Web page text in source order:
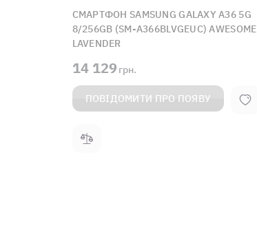
СМАРТФОН SAMSUNG GALAXY A36 5G
8/256GB (SM-A366BLVGEUC) AWESOME
LAVENDER
14 129 грн.
ПОВІДОМИТИ ПРО ПОЯВУ